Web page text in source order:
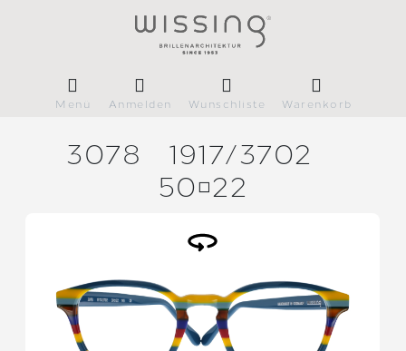
Menü Anmelden Wunschliste Warenkorb
3078 1917/3702
5022